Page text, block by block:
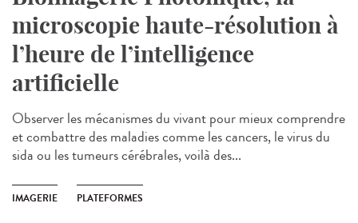
microscopie haute-résolution à
l’heure de l’intelligence
artificielle
Observer les mécanismes du vivant pour mieux comprendre
et combattre des maladies comme les cancers, le virus du
sida ou les tumeurs cérébrales, voilà des...
IMAGERIE PLATEFORMES